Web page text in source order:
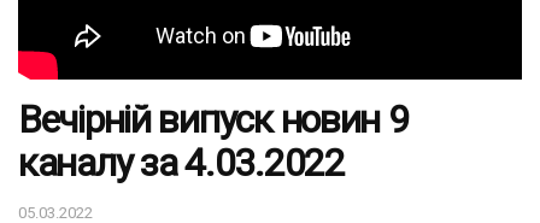
Вечірній випуск новин 9
каналу за 4.03.2022
05.03.2022